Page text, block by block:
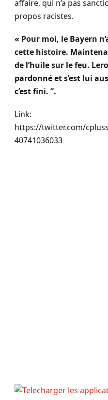
affaire, qui n’a pas
propos racistes.
« Pour moi, le Bayern
cette histoire.
de l’huile sur le feu.
pardonné et s’est lui
c’est fini. ”.
Link:
https://twitter.com/
40741036033